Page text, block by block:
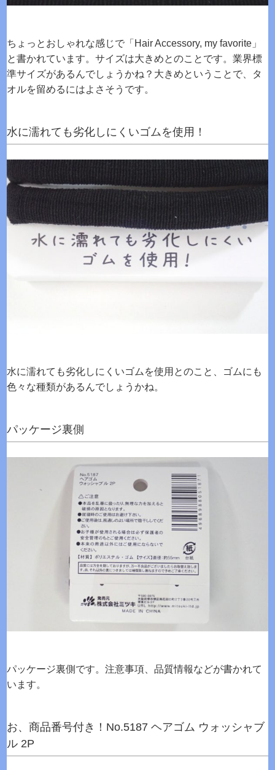
ちょっとおしゃれな感じで「Hair Accessory, my favorite」
と書かれています。サイズは大きめとのことです。業界標
準サイズがあるんでしょうかね？大きめということで、タ
オルを留めるにはよさそうです。
水に濡れても劣化しにくいゴムを使用！
水に濡れても劣化しにくいゴムを使用とのこと、ゴムにも
色々な種類があるんでしょうかね。
パッケージ裏側
パッケージ裏側です。注意事項、品質情報などが書かれて
います。
お、商品番号付き！No.5187 ヘアゴム ウォッシャブ
ル 2P